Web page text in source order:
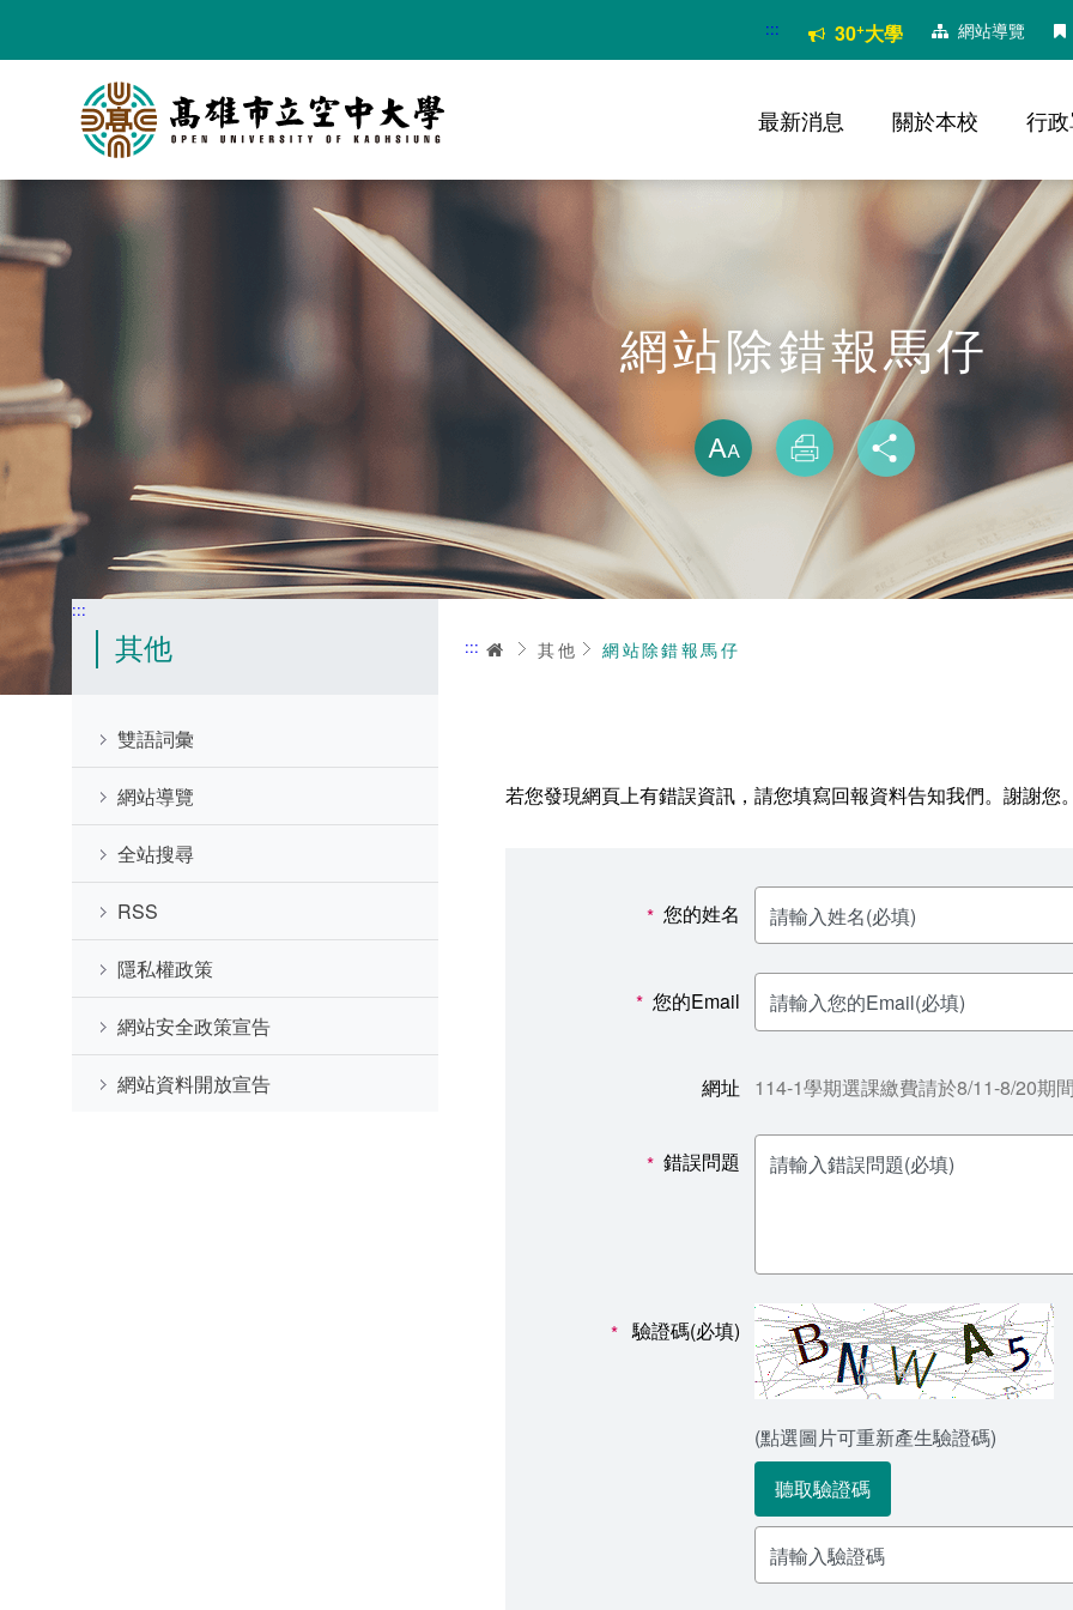
要
::: 30+大學 網站導覽
最新消息 關於本校 行
網站除錯報馬仔
放大
列印
:::
其他
雙語詞彙
網站導覽
全站搜尋
RSS
隱私權政策
網站安全政策宣告
網站資料開放宣告
::: 首頁其他 網站除錯報馬仔
若您發現網頁上有錯誤資訊，請您填寫回報資料告知我們。謝謝您
* 您的姓名
* 您的Email
網址 114-1學期選課繳費請於8/11-8/20期
* 錯誤問題
* 驗證碼(必填)
(點選圖片可重新產生驗證碼)
聽取驗證碼